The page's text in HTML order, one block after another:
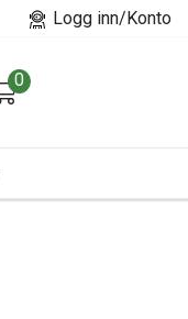
Logg inn/Konto
0